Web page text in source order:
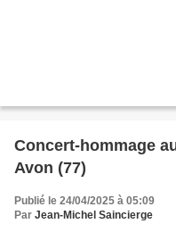
Concert-hommage
Avon (77)
Publié le 24/04/2025 à 05:09
Par Jean-Michel Saincierge